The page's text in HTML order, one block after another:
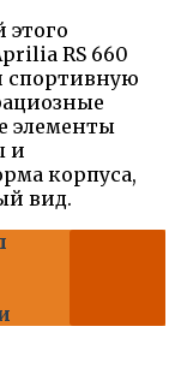
этого
RS 660
спортивную
элементы
и
корпуса,
вид.